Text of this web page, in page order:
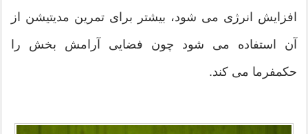
افزایش انرژی می شود، بیشتر برای تمرین مدیتیشن از
آن استفاده می شود چون فضایی آرامش بخش را
حکمفرما می کند.